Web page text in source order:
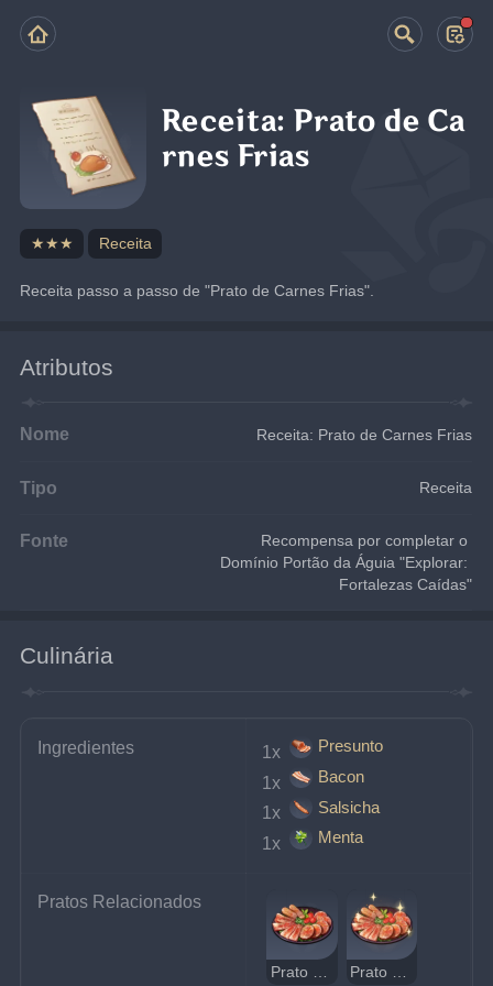
Receita: Prato de Ca
rnes Frias
★★★ Receita
Receita passo a passo de "Prato de Carnes Frias".
Atributos
Nome Receita: Prato de Carnes Frias
Tipo Receita
Fonte
Recompensa por completar o
Domínio Portão da Águia "Explorar:
Fortalezas Caídas"
Culinária
Ingredientes 1x
Presunto
1x
Bacon
1x
Salsicha
1x
Menta
Pratos Relacionados